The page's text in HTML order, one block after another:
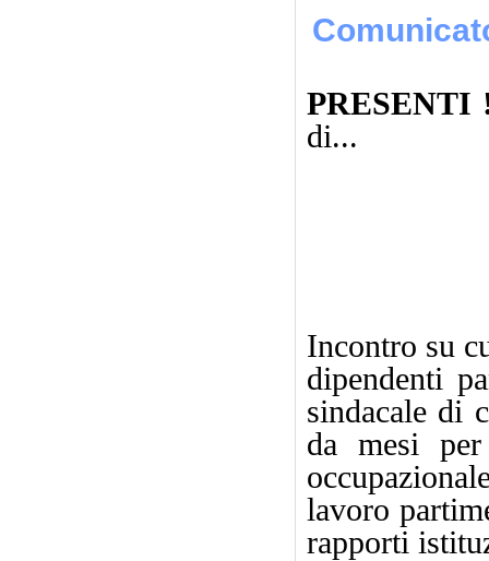
PRESENTI
di...
Incontro su
dipendenti
sindacale di
da mesi
lavoro
rapporti